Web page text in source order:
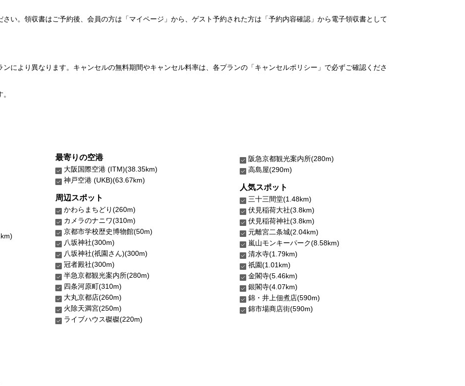
い。領収書はご予約後、会員の方は「マイページ」から、ゲスト予約された方は「予約内容確認」から電子領収書として
により異なります。キャンセルの無料期間やキャンセル料率は、各プランの「キャンセルポリシー」で必ずご確認くださ
最寄りの空港
大阪国際空港 (ITM)(38.35km)
神戸空港 (UKB)(63.67km)
周辺スポット
かわらまちどり(260m)
カメラのナニワ(310m)
京都市学校歴史博物館(50m)
八坂神社(300m)
八坂神社(祇園さん)(300m)
冠者殿社(300m)
半急京都観光案内所(280m)
四条河原町(310m)
大丸京都店(260m)
火除天満宮(250m)
ライブハウス磔磔(220m)
阪急京都観光案内所(280m)
高島屋(290m)
人気スポット
三十三間堂(1.48km)
伏見稲荷大社(3.8km)
伏見稲荷神社(3.8km)
元離宮二条城(2.04km)
嵐山モンキーパーク(8.58km)
清水寺(1.79km)
祇園(1.01km)
金閣寺(5.46km)
銀閣寺(4.07km)
錦・井上佃煮店(590m)
錦市場商店街(590m)